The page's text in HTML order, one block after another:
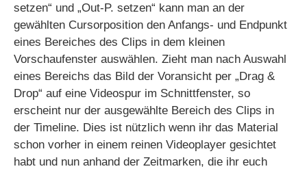
setzen“ und „Out-P. setzen“ kann man an der
gewählten Cursorposition den Anfangs- und Endpunkt
eines Bereiches des Clips in dem kleinen
Vorschaufenster auswählen. Zieht man nach Auswahl
eines Bereichs das Bild der Voransicht per „Drag &
Drop“ auf eine Videospur im Schnittfenster, so
erscheint nur der ausgewählte Bereich des Clips in
der Timeline. Dies ist nützlich wenn ihr das Material
schon vorher in einem reinen Videoplayer gesichtet
habt und nun anhand der Zeitmarken, die ihr euch